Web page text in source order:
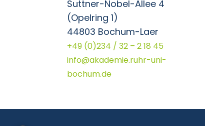
Suttner-Nobel-Allee 4
(Opelring 1)
44803 Bochum-Laer
+49 (0)234 / 32 – 2 18 45
info@akademie.ruhr-uni-
bochum.de